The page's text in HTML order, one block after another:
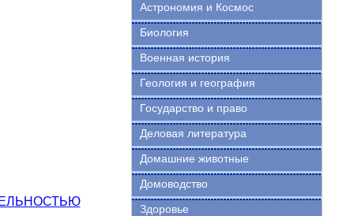
Астрономия и Космос
Биология
Военная история
Геология и география
Государство и право
Деловая литература
Домашние животные
Домоводство
Здоровье